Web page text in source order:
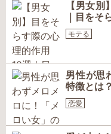
【男女
｜目をそ
モテる
男性が思
特徴とは
恋愛